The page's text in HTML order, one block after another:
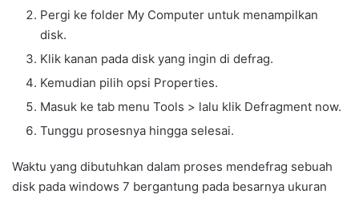
Pergi ke folder My Computer untuk menampilkan
disk.
Klik kanan pada disk yang ingin di defrag.
Kemudian pilih opsi Properties.
Masuk ke tab menu Tools > lalu klik Defragment now.
Tunggu prosesnya hingga selesai.
Waktu yang dibutuhkan dalam proses mendefrag sebuah
disk pada windows 7 bergantung pada besarnya ukuran